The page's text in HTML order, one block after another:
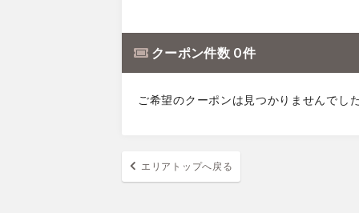
クーポン件数 0 件
ご希望のクーポンは見つかりませんでし
エリアトップへ戻る